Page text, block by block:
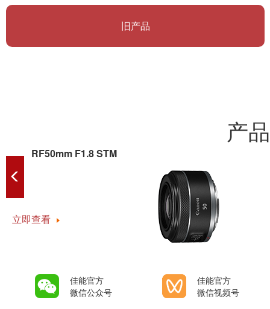
旧产品
产
RF50mm F1.8 STM
立即查看
佳能官方
微信公众号
佳能官方
微信视频号